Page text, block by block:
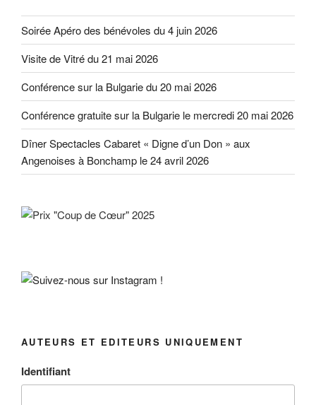
Soirée Apéro des bénévoles du 4 juin 2026
Visite de Vitré du 21 mai 2026
Conférence sur la Bulgarie du 20 mai 2026
Conférence gratuite sur la Bulgarie le mercredi 20 mai 2026
Dîner Spectacles Cabaret « Digne d’un Don » aux
Angenoises à Bonchamp le 24 avril 2026
AUTEURS ET EDITEURS UNIQUEMENT
Identifiant